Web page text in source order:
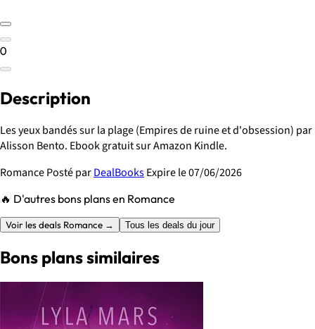
0
Description
Les yeux bandés sur la plage (Empires de ruine et d'obsession) par
Alisson Bento. Ebook gratuit sur Amazon Kindle.
RomancePosté parDealBooksExpire le 07/06/2026
🔥 D'autres bons plans en Romance
Voir les deals Romance → Tous les deals du jour
Bons plans similaires